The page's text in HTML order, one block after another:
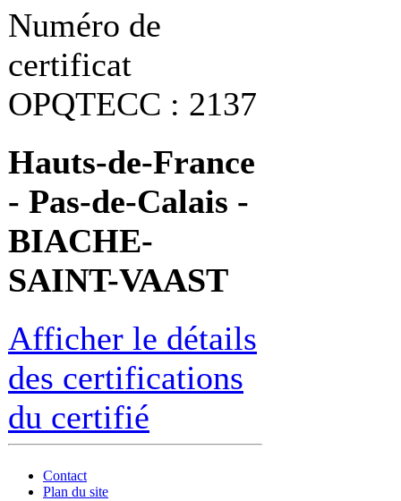
Numéro de
certificat
OPQTECC : 2137
Hauts-de-France
- Pas-de-Calais -
BIACHE-
SAINT-VAAST
Afficher le détails
des certifications
du certifié
Contact
Plan du site